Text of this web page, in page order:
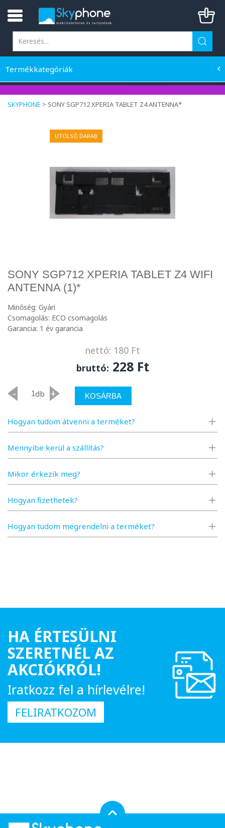
Termékkategóriák
SKYPHONE > SONY SGP712 XPERIA TABLET Z4 ANTENNA*
UTOLSÓ DARAB
SONY SGP712 XPERIA TABLET Z4 WIFI
ANTENNA (1)*
Minőség: Gyári
Csomagolás: ECO csomagolás
Garancia: 1 év garancia
nettó: 180 Ft
bruttó: 228 Ft
- db + KOSÁRBA
Hogyan tudom átvenni a terméket?
Mennyibe kerül a szállítás?
Mikor érkezik meg?
Hogyan fizethetek?
Hogyan tudom megrendelni a terméket?
HA ÉRTESÜLNI
SZERETNÉL AZ
AKCIÓKRÓL!
Iratkozz fel a hírlevélre!
FELIRATKOZOM